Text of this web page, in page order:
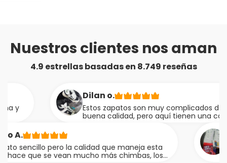
Nuestros clientes nos aman
4.9 estrellas basadas en 8.749 reseñas
Estos zapatos son muy complicados d conseguir en
buena calidad, pero aquí tienen una calidad muy
calidad que maneja esta
mucho más chimbas, los
Muy bonitos,
atienden super